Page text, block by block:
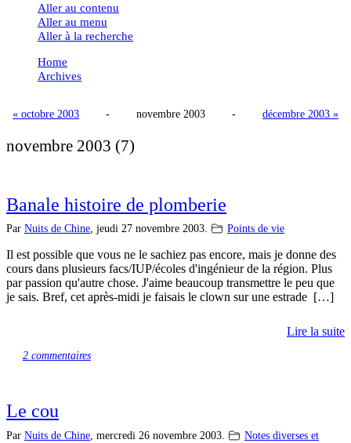
Aller au contenu
Aller au menu
Aller à la recherche
Home
Archives
« octobre 2003 - novembre 2003 - décembre 2003 »
novembre 2003 (7)
Banale histoire de plomberie
Par Nuits de Chine, jeudi 27 novembre 2003. Points de vie
Il est possible que vous ne le sachiez pas encore, mais je donne des
cours dans plusieurs facs/IUP/écoles d'ingénieur de la région. Plus
par passion qu'autre chose. J'aime beaucoup transmettre le peu que
je sais. Bref, cet après-midi je faisais le clown sur une estrade […]
Lire la suite
2 commentaires
Le cou
Par Nuits de Chine, mercredi 26 novembre 2003.
Notes diverses et